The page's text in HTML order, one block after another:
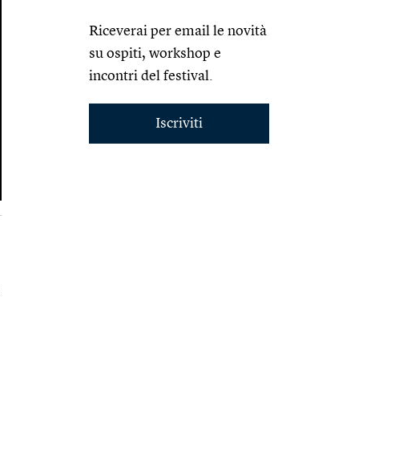
Riceverai per email le novità
su ospiti, workshop e
incontri del festival.
Iscriviti